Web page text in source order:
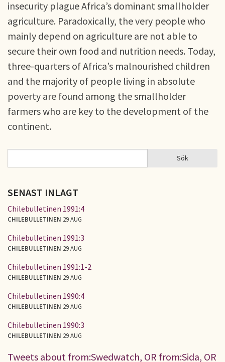
insecurity plague Africa’s dominant smallholder
agriculture. Paradoxically, the very people who
mainly depend on agriculture are not able to
secure their own food and nutrition needs. Today,
three-quarters of Africa’s malnourished children
and the majority of people living in absolute
poverty are found among the smallholder
farmers who are key to the development of the
continent.
SÖKFORMULÄR Sök
SENAST INLAGT
Chilebulletinen 1991:4
CHILEBULLETINEN 29 AUG
Chilebulletinen 1991:3
CHILEBULLETINEN 29 AUG
Chilebulletinen 1991:1-2
CHILEBULLETINEN 29 AUG
Chilebulletinen 1990:4
CHILEBULLETINEN 29 AUG
Chilebulletinen 1990:3
CHILEBULLETINEN 29 AUG
Tweets about from:Swedwatch, OR from:Sida, OR